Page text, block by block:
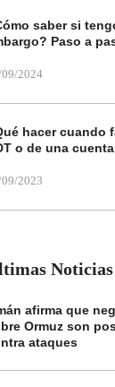
saber si
Paso a
09/2024
hacer cuando
o de una
2023
Noticias
afirma que
Ormuz son
ataques